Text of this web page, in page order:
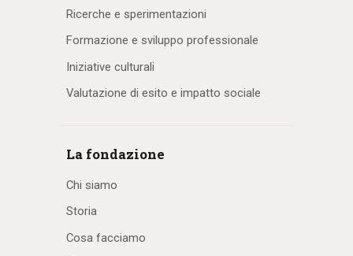
Ricerche e sperimentazioni
Formazione e sviluppo professionale
Iniziative culturali
Valutazione di esito e impatto sociale
La fondazione
Chi siamo
Storia
Cosa facciamo